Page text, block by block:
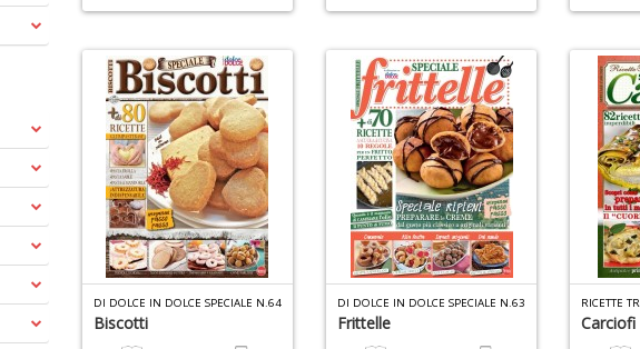
DI DOLCE IN DOLCE SPECIALE N.64
Biscotti
DI DOLCE IN DOLCE SPECIALE N.63
Frittelle
Carciofi